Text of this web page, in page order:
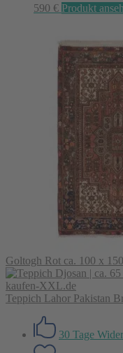
590 € Produkt
Goltogh Rot ca. 100 x
Teppich Lahor Pakistan
30 Tage